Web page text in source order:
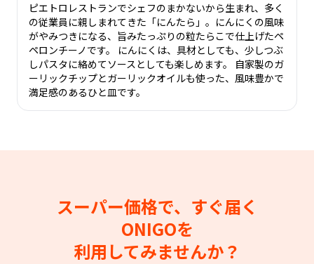
ピエトロレストランでシェフのまかないから生まれ、多く
の従業員に親しまれてきた「にんたら」。にんにくの風味
がやみつきになる、旨みたっぷりの粒たらこで仕上げたペ
ペロンチーノです。 にんにくは、具材としても、少しつぶ
しパスタに絡めてソースとしても楽しめます。 自家製のガ
ーリックチップとガーリックオイルも使った、風味豊かで
満足感のあるひと皿です。
スーパー価格で、すぐ届く
ONIGOを
利用してみませんか？